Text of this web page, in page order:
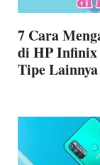
7 Cara
di HP Infinix
Tipe Lainnya